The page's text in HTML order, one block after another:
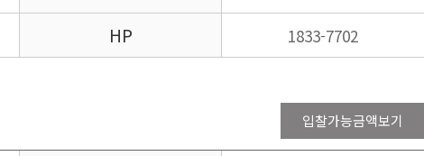
HP 1833-7702
입찰가능금액보기